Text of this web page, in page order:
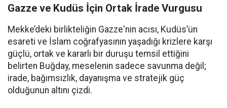
Gazze ve Kudüs İçin Ortak İrade Vurgusu
Mekke’deki birlikteliğin Gazze'nin acısı, Kudüs’ün
esareti ve İslam coğrafyasının yaşadığı krizlere karşı
güçlü, ortak ve kararlı bir duruşu temsil ettiğini
belirten Buğday, meselenin sadece savunma değil;
irade, bağımsızlık, dayanışma ve stratejik güç
olduğunun altını çizdi.